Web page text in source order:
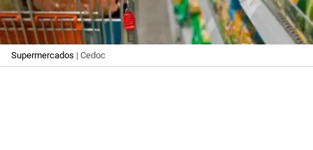
Supermercados | Cedoc